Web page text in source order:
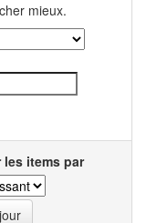
mieux.
les items par